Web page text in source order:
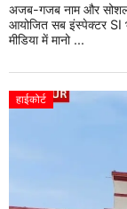
अजब-गजब नाम और सोशल
आयोजित सब इंस्पेक्टर SI
मीडिया में मानो ...
हाईकोर्ट